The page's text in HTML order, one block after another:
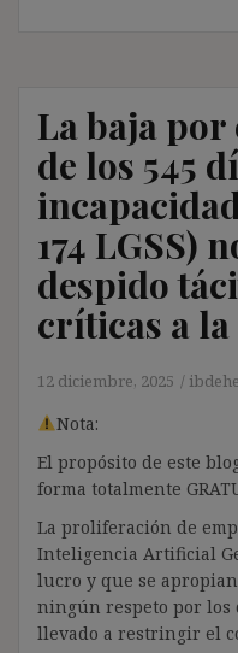
La baja
de los 545
174 LGSS)
despido
críticas a la
12 diciembre, 2025
Nota:
El propósito de este
forma totalmente
La proliferación de
Inteligencia Artificial
lucro y que se
ningún respeto por los
llevado a restringir el